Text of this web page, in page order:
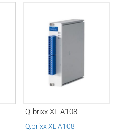
Q.brixx XL A108
Q.brixx XL A108